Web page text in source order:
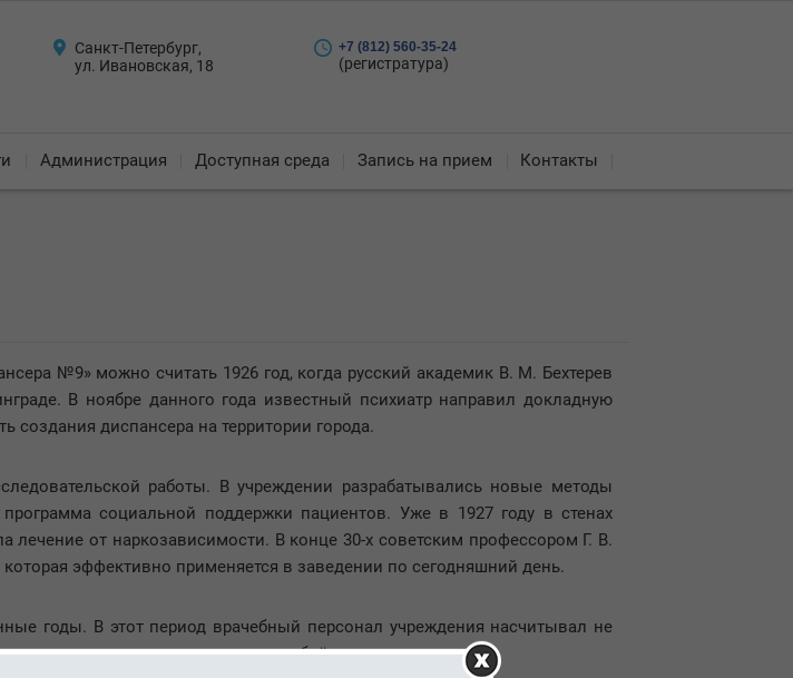
Санкт-Петербург,
ул. Ивановская, 18
+7 (812) 560-35-24
(регистратура)
Администрация Доступная среда Запись на прием Контакты
№9» можно считать 1926 год, когда русский академик В. М. Бехтерев
В ноябре данного года известный психиатр направил докладную
создания диспансера на территории города.
работы. В учреждении разрабатывались новые методы
социальной поддержки пациентов. Уже в 1927 году в стенах
лечение от наркозависимости. В конце 30-х советским профессором Г. В.
эффективно применяется в заведении по сегодняшний день.
годы. В этот период врачебный персонал учреждения насчитывал не
продолжив лечение в предыдущем объёме.